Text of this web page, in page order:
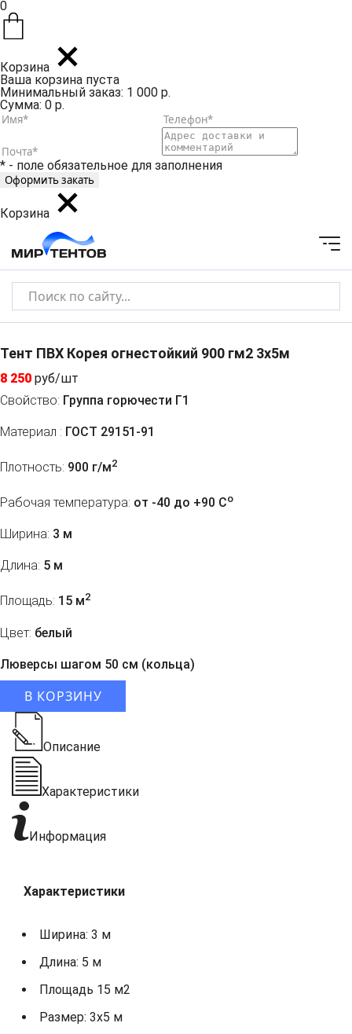
0
Корзина
Ваша корзина пуста
Минимальный заказ: 1 000 р.
Сумма: 0 р.
* - поле обязательное для заполнения
Корзина
Тент ПВХ Корея огнестойкий 900 гм2 3х5м
8 250 руб/шт
Свойство: Группа горючести Г1
Материал : ГОСТ 29151-91
Плотность: 900 г/м2
Рабочая температура: от -40 до +90 Co
Ширина: 3 м
Длина: 5 м
Площадь: 15 м2
Цвет: белый
Люверсы шагом 50 см (кольца)
В КОРЗИНУ
Описание
Характеристики
Информация
Характеристики
Ширина: 3 м
Длина: 5 м
Площадь 15 м2
Размер: 3х5 м